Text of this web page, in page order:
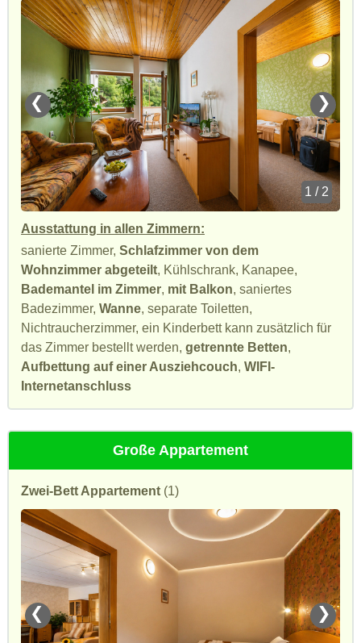
❮ ❯
1 / 2
Ausstattung in allen Zimmern:
sanierte Zimmer, Schlafzimmer von dem
Wohnzimmer abgeteilt, Kühlschrank, Kanapee,
Bademantel im Zimmer, mit Balkon, saniertes
Badezimmer, Wanne, separate Toiletten,
Nichtraucherzimmer, ein Kinderbett kann zusätzlich für
das Zimmer bestellt werden, getrennte Betten,
Aufbettung auf einer Ausziehcouch, WIFI-
Internetanschluss
Große Appartement
Zwei-Bett Appartement (1)
❮ ❯